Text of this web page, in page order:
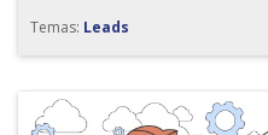
Temas: Leads